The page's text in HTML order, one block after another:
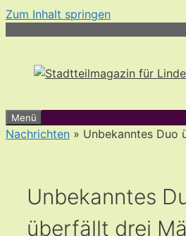
Zum Inhalt springen
Menü
Nachrichten » Unbekanntes Duo
Unbekanntes
überfällt drei